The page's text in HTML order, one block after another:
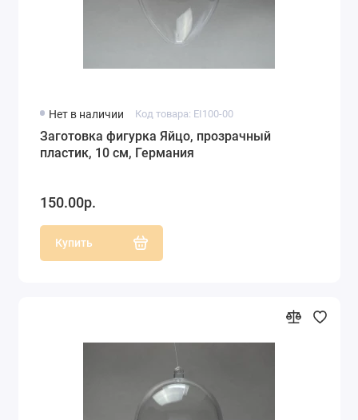
Нет в наличии Код товара: EI100-00
Заготовка фигурка Яйцо, прозрачный
пластик, 10 см, Германия
150.00р.
Купить